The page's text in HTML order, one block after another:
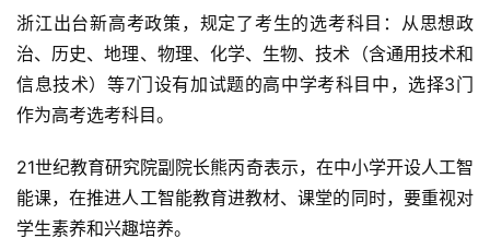
教
程
设
专
题
浙江出台新高考政策，规定了考生的选考科目：从思想政
治、历史、地理、物理、化学、生物、技术（含通用技术和
信息技术）等7门设有加试题的高中学考科目中，选择3门
作为高考选考科目。
21世纪教育研究院副院长熊丙奇表示，在中小学开设人工智
能课，在推进人工智能教育进教材、课堂的同时，要重视对
学生素养和兴趣培养。